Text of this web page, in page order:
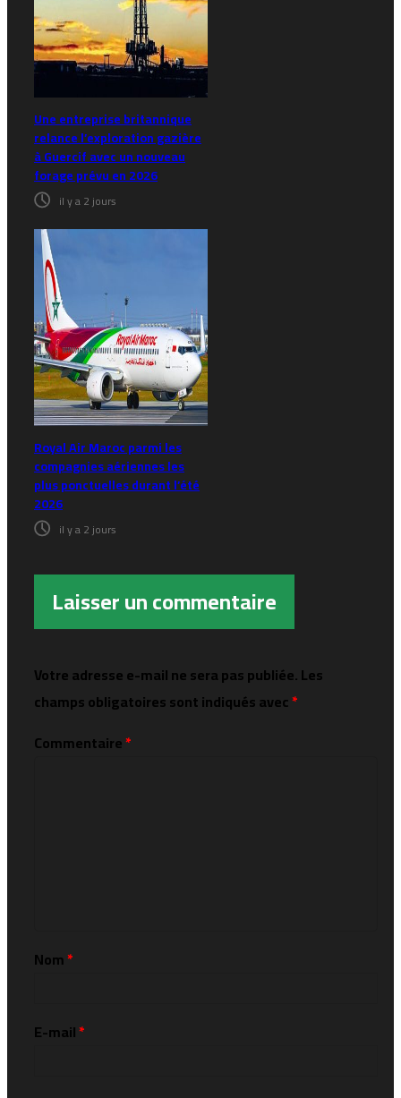
Une entreprise britannique
relance l’exploration gazière
à Guercif avec un nouveau
forage prévu en 2026
il y a 2 jours
Royal Air Maroc parmi les
compagnies aériennes les
plus ponctuelles durant l’été
2026
il y a 2 jours
Laisser un commentaire
Votre adresse e-mail ne sera pas publiée.Les
champs obligatoires sont indiqués avec*
Commentaire*
Nom*
E-mail*